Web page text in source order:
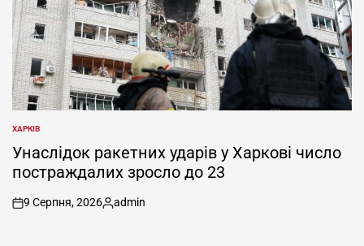
ОПУБЛІКУВАТИ
У
ХАРКІВ
Унаслідок ракетних ударів у Харкові число
постраждалих зросло до 23
on
9 Серпня, 2026
Опубліковано
admin